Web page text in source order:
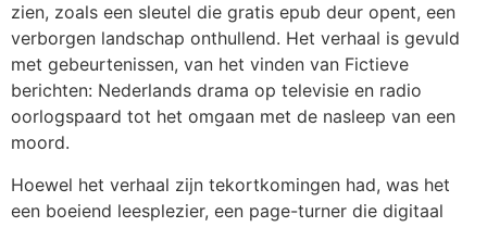
zien, zoals een sleutel die gratis epub deur opent, een
verborgen landschap onthullend. Het verhaal is gevuld
met gebeurtenissen, van het vinden van Fictieve
berichten: Nederlands drama op televisie en radio
oorlogspaard tot het omgaan met de nasleep van een
moord.
Hoewel het verhaal zijn tekortkomingen had, was het
een boeiend leesplezier, een page-turner die digitaal